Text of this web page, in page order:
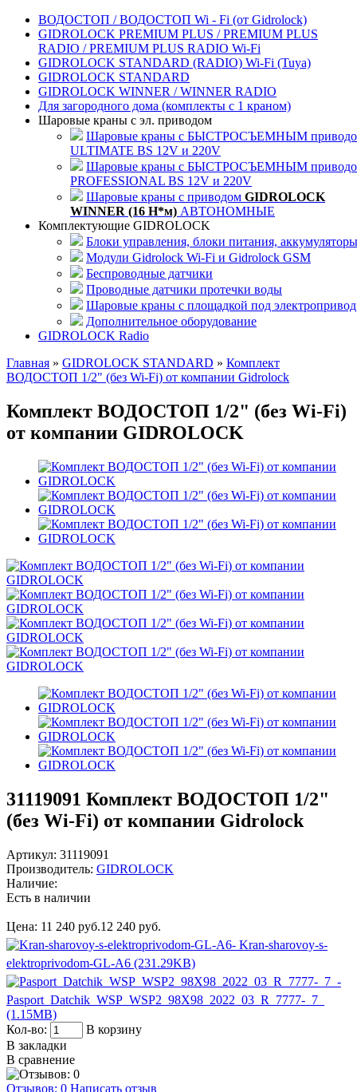
ВОДОСТОП / ВОДОСТОП Wi - Fi (от Gidrolock)
GIDROLOCK PREMIUM PLUS / PREMIUM PLUS
RADIO / PREMIUM PLUS RADIO Wi-Fi
GIDROLOCK STANDARD (RADIO) Wi-Fi (Tuya)
GIDROLOCK STANDARD
GIDROLOCK WINNER / WINNER RADIO
Для загородного дома (комплекты с 1 краном)
Шаровые краны с эл. приводом
Шаровые краны с БЫСТРОСЪЕМНЫМ
ULTIMATE BS 12V и 220V
Шаровые краны с БЫСТРОСЪЕМНЫМ
PROFESSIONAL BS 12V и 220V
Шаровые краны с приводом GIDROLOCK
WINNER (16 Н*м) АВТОНОМНЫЕ
Комплектующие GIDROLOCK
Блоки управления, блоки питания, аккумуляторы
Модули Gidrolock Wi-Fi и Gidrolock GSM
Беспроводные датчики
Проводные датчики протечки воды
Шаровые краны с площадкой под электропривод
Дополнительное оборудование
GIDROLOCK Radio
Главная » GIDROLOCK STANDARD » Комплект
ВОДОСТОП 1/2" (без Wi-Fi) от компании Gidrolock
Комплект ВОДОСТОП 1/2" (без Wi-Fi)
от компании GIDROLOCK
31119091 Комплект ВОДОСТОП 1/2"
(без Wi-Fi) от компании Gidrolock
Артикул: 31119091
Производитель: GIDROLOCK
Наличие:
Есть в наличии
Цена: 11 240 руб.12 240 руб.
- Kran-sharovoy-s-
elektroprivodom-GL-A6 (231.29KB)
-
Pasport_Datchik_WSP_WSP2_98X98_2022_03_R_7777-_7_
(1.15MB)
Кол-во:
В корзину
В закладки
В сравнение
Отзывов: 0 Написать отзыв